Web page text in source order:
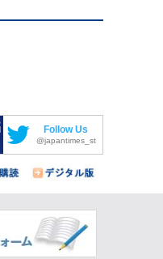
Follow Us
@japantimes_st